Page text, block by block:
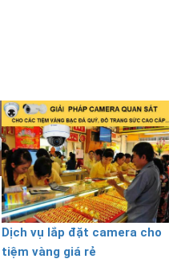
Dịch vụ lắp đặt camera cho
tiệm vàng giá rẻ